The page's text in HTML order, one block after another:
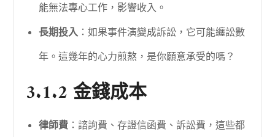
能無法專心工作，影響收入。
長期投入 ：如果事件演變成訴訟，它可能纏訟數
年。這幾年的心力煎熬，是你願意承受的嗎？
3.1.2 金錢成本
律師費 ：諮詢費、存證信函費、訴訟費，這些都